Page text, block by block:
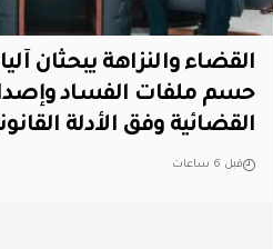
القضاء والنزاهة يبحثان
حسم ملفات الفساد
القضائية وفق الأدلة
قبل 6 ساعات